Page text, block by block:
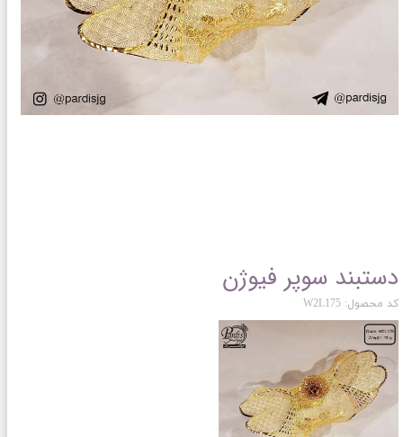
دستبند سوپر فیوژن
کد محصول: W2L175